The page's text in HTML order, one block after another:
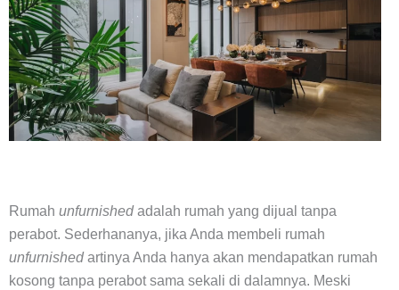
Rumah unfurnished adalah rumah yang dijual tanpa
perabot. Sederhananya, jika Anda membeli rumah
unfurnished artinya Anda hanya akan mendapatkan rumah
kosong tanpa perabot sama sekali di dalamnya. Meski